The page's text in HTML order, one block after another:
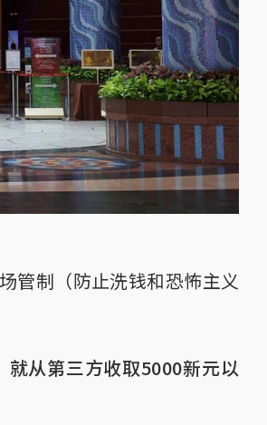
管制（防止洗钱和恐怖主义
从第三方收取5000新元以